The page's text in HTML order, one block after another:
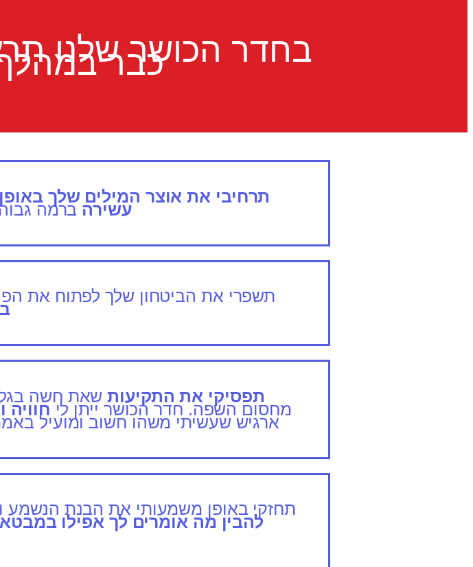
בחדר הכושר שלנו
כבר
תרחיבי את אוצר המילים שלך
עשירה ברמה
תשפרי את הביטחון שלך לפתוח את
תפסיקי את התקיעותשאת חשה
מחסום השפה. חדר הכושר ייתן לי חוויה
ארגיש שעשיתי משהו חשוב ומועיל
תחזקי באופן משמעותי את הבנת הנשמע
להבין מה אומרים לך אפילו